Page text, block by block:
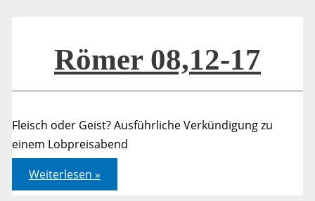
Römer 08,12-17
Fleisch oder Geist? Ausführliche Verkündigung zu
einem Lobpreisabend
Römer
08,12-
17
Weiterlesen »